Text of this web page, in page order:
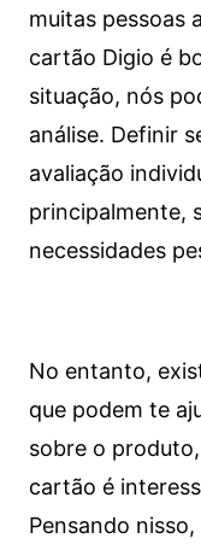
muitas pessoas
cartão Digio é
situação, nós
análise. Definir
avaliação
principalmente,
necessidades
No entanto,
que podem te
sobre o
cartão é
Pensando